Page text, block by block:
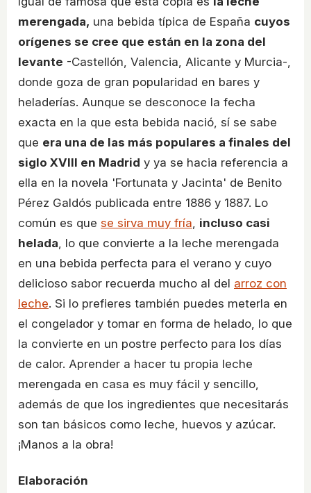
merengada, una bebida típica de España cuyos
orígenes se cree que están en la zona del
levante -Castellón, Valencia, Alicante y Murcia-,
donde goza de gran popularidad en bares y
heladerías. Aunque se desconoce la fecha
exacta en la que esta bebida nació, sí se sabe
que era una de las más populares a finales del
siglo XVIII en Madrid y ya se hacia referencia a
ella en la novela 'Fortunata y Jacinta' de Benito
Pérez Galdós publicada entre 1886 y 1887. Lo
común es que se sirva muy fría, incluso casi
helada, lo que convierte a la leche merengada
en una bebida perfecta para el verano y cuyo
delicioso sabor recuerda mucho al del arroz con
leche. Si lo prefieres también puedes meterla en
el congelador y tomar en forma de helado, lo que
la convierte en un postre perfecto para los días
de calor. Aprender a hacer tu propia leche
merengada en casa es muy fácil y sencillo,
además de que los ingredientes que necesitarás
son tan básicos como leche, huevos y azúcar.
¡Manos a la obra!
Elaboración